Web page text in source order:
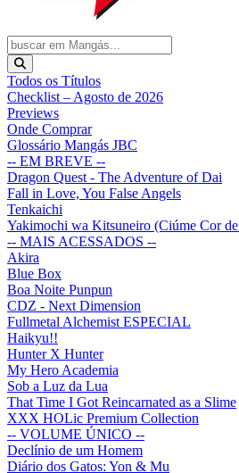
Todos os Títulos
Checklist – Agosto de 2026
Previews
Onde Comprar
Glossário Mangás JBC
-- EM BREVE --
Dragon Quest - The Adventure of Dai
Fall in Love, You False Angels
Tenkaichi
Yakimochi wa Kitsuneiro (Ciúme Cor
-- MAIS ACESSADOS --
Akira
Blue Box
Boa Noite Punpun
CDZ - Next Dimension
Fullmetal Alchemist ESPECIAL
Haikyu!!
Hunter X Hunter
My Hero Academia
Sob a Luz da Lua
That Time I Got Reincarnated as a Slime
XXX HOLic Premium Collection
-- VOLUME ÚNICO --
Declínio de um Homem
Diário dos Gatos: Yon & Mu